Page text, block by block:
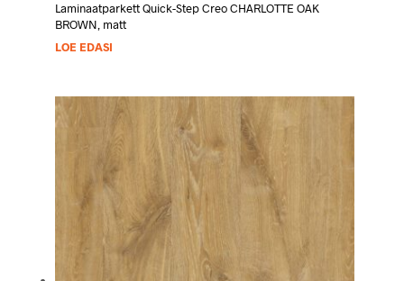
Laminaatparkett Quick-Step Creo CHARLOTTE OAK
BROWN, matt
LOE EDASI